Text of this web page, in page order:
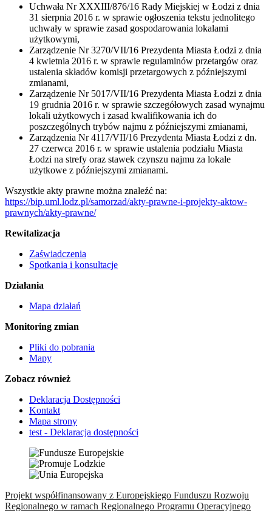
Uchwała Nr XXXIII/876/16 Rady Miejskiej w Łodzi z dnia
31 sierpnia 2016 r. w sprawie ogłoszenia tekstu jednolitego
uchwały w sprawie zasad gospodarowania lokalami
użytkowymi,
Zarządzenie Nr 3270/VII/16 Prezydenta Miasta Łodzi z dnia
4 kwietnia 2016 r. w sprawie regulaminów przetargów oraz
ustalenia składów komisji przetargowych z późniejszymi
zmianami,
Zarządzenie Nr 5017/VII/16 Prezydenta Miasta Łodzi z dnia
19 grudnia 2016 r. w sprawie szczegółowych zasad wynajmu
lokali użytkowych i zasad kwalifikowania ich do
poszczególnych trybów najmu z późniejszymi zmianami,
Zarządzenia Nr 4117/VII/16 Prezydenta Miasta Łodzi z dn.
27 czerwca 2016 r. w sprawie ustalenia podziału Miasta
Łodzi na strefy oraz stawek czynszu najmu za lokale
użytkowe z późniejszymi zmianami.
Wszystkie akty prawne można znaleźć na:
https://bip.uml.lodz.pl/samorzad/akty-prawne-i-projekty-aktow-
prawnych/akty-prawne/
Rewitalizacja
Zaświadczenia
Spotkania i konsultacje
Działania
Mapa działań
Monitoring zmian
Pliki do pobrania
Mapy
Zobacz również
Deklaracja Dostępności
Kontakt
Mapa strony
test - Deklaracja dostępności
Projekt współfinansowany z Europejskiego Funduszu Rozwoju
Regionalnego w ramach Regionalnego Programu Operacyjnego